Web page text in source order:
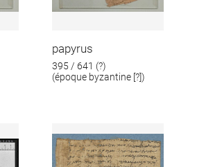
papyrus
395 / 641 (?)
(époque byzantine [?])